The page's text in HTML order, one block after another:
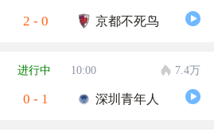
2 - 0 京都不死鸟
进行中 10:00 7.4万
0 - 1 深圳青年人